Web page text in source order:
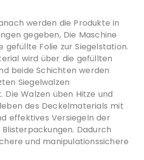
werden die Produkte in
gegeben, Die Maschine
Folie zur Siegelstation.
wird über die gefüllten
beide Schichten werden
Siegelwalzen
Die Walzen üben Hitze und
des Deckelmaterials mit
effektives Versiegeln der
Dadurch
und manipulationssichere